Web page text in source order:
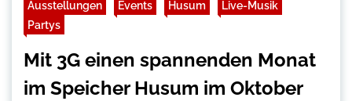
Ausstellungen Events Husum
Live-Musik
Partys
Mit 3G einen spannenden Monat
im Speicher Husum im Oktober